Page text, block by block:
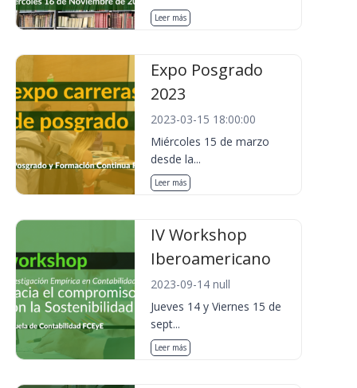
Leer más
Expo Posgrado
2023
2023-03-15 18:00:00
Miércoles 15 de marzo
desde la...
Leer más
IV Workshop
Iberoamericano
2023-09-14 null
Jueves 14 y Viernes 15 de
sept...
Leer más